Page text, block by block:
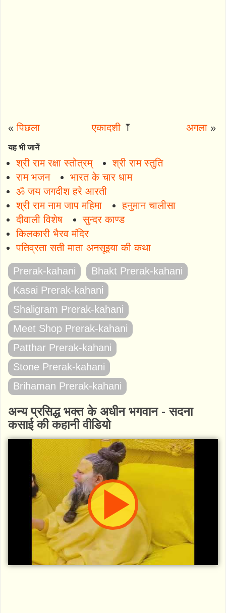
«पिछला एकादशी⤒ अगला»
यह भी जानें
श्री राम रक्षा स्तोत्रम्
श्री राम स्तुति
राम भजन
भारत के चार धाम
ॐ जय जगदीश हरे आरती
श्री राम नाम जाप महिमा
हनुमान चालीसा
दीवाली विशेष
सुन्दर काण्ड
किलकारी भैरव मंदिर
पतिव्रता सती माता अनसूइया की कथा
Prerak-kahani
Bhakt Prerak-kahani
Kasai Prerak-kahani
Shaligram Prerak-kahani
Meet Shop Prerak-kahani
Patthar Prerak-kahani
Stone Prerak-kahani
Brihaman Prerak-kahani
अन्य प्रसिद्ध भक्त के अधीन भगवान - सदना
कसाई की कहानी वीडियो